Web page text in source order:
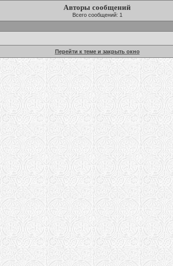
Авторы сообщений
Всего сообщений: 1
Перейти к теме и закрыть окно